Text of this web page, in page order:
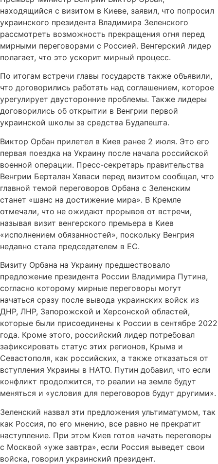
находящийся с визитом в Киеве, заявил, что попросил
украинского президента Владимира Зеленского
рассмотреть возможность прекращения огня перед
мирными переговорами с Россией. Венгерский лидер
полагает, что это ускорит мирный процесс.
По итогам встречи главы государств также объявили,
что договорились работать над соглашением, которое
урегулирует двусторонние проблемы. Также лидеры
договорились об открытии в Венгрии первой
украинской школы за средства Будапешта.
Виктор Орбан прилетел в Киев ранее 2 июля. Это его
первая поездка на Украину после начала российской
военной операции. Пресс-секретарь правительства
Венгрии Берталан Хаваси перед визитом сообщал, что
главной темой переговоров Орбана с Зеленским
станет «шанс на достижение мира». В Кремле
отмечали, что не ожидают прорывов от встречи,
называя визит венгерского премьера в Киев
«исполнением обязанностей», поскольку Венгрия
недавно стала председателем в ЕС.
Визиту Орбана на Украину предшествовало
предложение президента России Владимира Путина,
согласно которому мирные переговоры могут
начаться сразу после вывода украинских войск из
ДНР, ЛНР, Запорожской и Херсонской областей,
которые были присоединены к России в сентябре 2022
года. Кроме этого, российский лидер потребовал
зафиксировать статус этих регионов, Крыма и
Севастополя, как российских, а также отказаться от
вступления Украины в НАТО. Путин добавил, что если
конфликт продолжится, то реалии на земле будут
меняться и «условия для переговоров будут другими».
Зеленский назвал эти предложения ультиматумом, так
как Россия, по его мнению, все равно не прекратит
наступление. При этом Киев готов начать переговоры
с Москвой «уже завтра», если Россия выведет свои
войска, говорил украинский президент.